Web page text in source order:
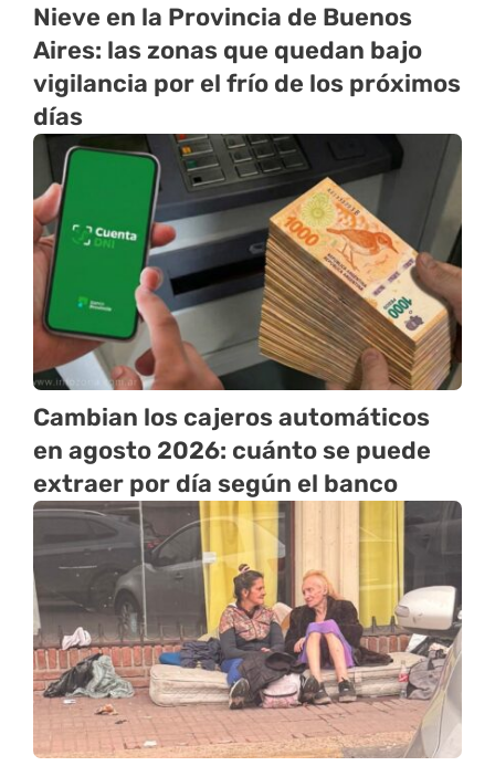
Nieve en la Provincia de Buenos
Aires: las zonas que quedan bajo
vigilancia por el frío de los próximos
días
Cambian los cajeros automáticos
en agosto 2026: cuánto se puede
extraer por día según el banco